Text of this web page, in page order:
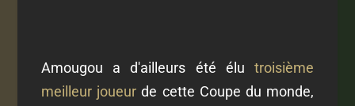
Amougou a d'ailleurs été élu troisième
meilleur joueur de cette Coupe du monde,